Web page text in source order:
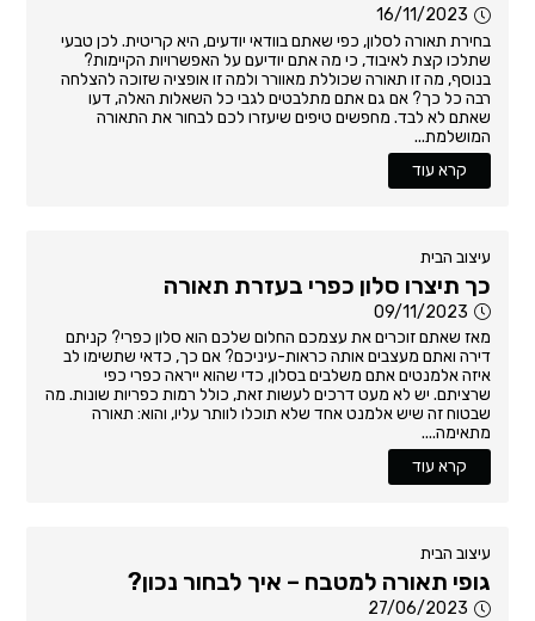
16/11/2023
בחירת תאורה לסלון, כפי שאתם בוודאי יודעים, היא קריטית. לכן טבעי
שתלכו קצת לאיבוד, כי מה אתם יודיעם על האפשרויות הקיימות?
בנוסף, מה זו תאורה שכוללת מאוורר ולמה זו אופציה שזוכה להצלחה
רבה כל כך? אם גם אתם מתלבטים לגבי כל השאלות האלה, דעו
שאתם לא לבד. מחפשים טיפים שיעזרו לכם לבחור את התאורה
המושלמת...
קרא עוד
עיצוב הבית
כך תיצרו סלון כפרי בעזרת תאורה
09/11/2023
מאז שאתם זוכרים את עצמכם החלום שלכם הוא סלון כפרי? קניתם
דירה ואתם מעצבים אותה כראות-עיניכם? אם כך, כדאי שתשימו לב
איזה אלמנטים אתם משלבים בסלון, כדי שהוא ייראה כפרי כפי
שרציתם. יש לא מעט דרכים לעשות זאת, כולל רמות כפריות שונות. מה
שבטוח זה שיש אלמנט אחד שלא תוכלו לוותר עליו, והוא: תאורה
מתאימה....
קרא עוד
עיצוב הבית
גופי תאורה למטבח – איך לבחור נכון?
27/06/2023